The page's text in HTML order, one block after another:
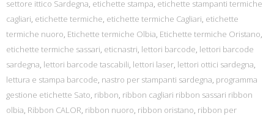
settore ittico Sardegna, etichette stampa, etichette stampanti termiche
cagliari, etichette termiche, etichette termiche Cagliari, etichette
termiche nuoro, Etichette termiche Olbia, Etichette termiche Oristano,
etichette termiche sassari, eticnastri, lettori barcode, lettori barcode
sardegna, lettori barcode tascabili, lettori laser, lettori ottici sardegna,
lettura e stampa barcode, nastro per stampanti sardegna, programma
gestione etichette Sato, ribbon, ribbon cagliari ribbon sassari ribbon
olbia, Ribbon CALOR, ribbon nuoro, ribbon oristano, ribbon per